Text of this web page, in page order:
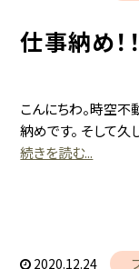
仕事納め！！
こんにちわ。時空
納めです。 そして久
続きを読む...
2020.12.24